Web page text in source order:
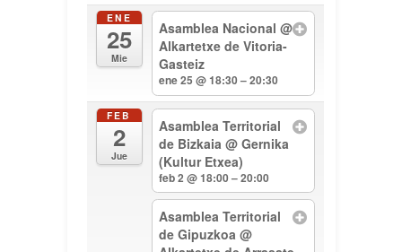
ENE
25
Mie
Asamblea Nacional@
Alkartetxe de Vitoria-
Gasteiz
ene 25 @ 18:30 – 20:30
FEB
2
Jue
Asamblea Territorial
de Bizkaia@ Gernika
(Kultur Etxea)
feb 2 @ 18:00 – 20:00
Asamblea Territorial
de Gipuzkoa@